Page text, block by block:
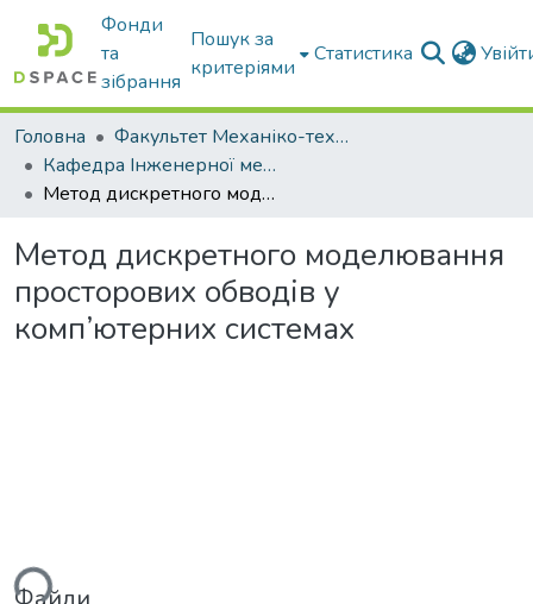
Фонди
та
зібрання
Пошук за
критеріями
Статистика
Головна
Факультет Механіко-технологічний
Кафедра Інженерної механіки та комп'ютерного проектування
Метод дискретного моделювання просторових обводів у комп’ютерних системах
Метод дискретного моделювання
просторових обводів у
комп’ютерних системах